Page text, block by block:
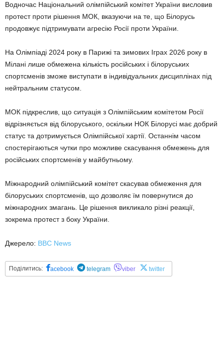
Водночас Національний олімпійський комітет України висловив
протест проти рішення МОК, вказуючи на те, що Білорусь
продовжує підтримувати агресію Росії проти України.
На Олімпіаді 2024 року в Парижі та зимових Іграх 2026 року в
Мілані лише обмежена кількість російських і білоруських
спортсменів зможе виступати в індивідуальних дисциплінах під
нейтральним статусом.
МОК підкреслив, що ситуація з Олімпійським комітетом Росії
відрізняється від білоруського, оскільки НОК Білорусі має добрий
статус та дотримується Олімпійської хартії. Останнім часом
спостерігаються чутки про можливе скасування обмежень для
російських спортсменів у майбутньому.
Міжнародний олімпійський комітет скасував обмеження для
білоруських спортсменів, що дозволяє їм повернутися до
міжнародних змагань. Це рішення викликало різні реакції,
зокрема протест з боку України.
Джерело: BBC News
Поділитись: acebook telegram viber twitter